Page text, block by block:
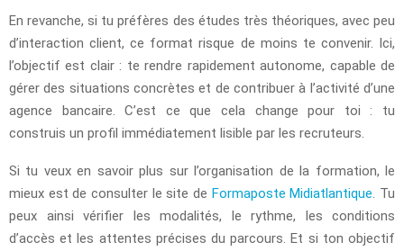
En revanche, si tu préfères des études très théoriques, avec peu
d’interaction client, ce format risque de moins te convenir. Ici,
l’objectif est clair : te rendre rapidement autonome, capable de
gérer des situations concrètes et de contribuer à l’activité d’une
agence bancaire. C’est ce que cela change pour toi : tu
construis un profil immédiatement lisible par les recruteurs.
Si tu veux en savoir plus sur l’organisation de la formation, le
mieux est de consulter le site de Formaposte Midiatlantique . Tu
peux ainsi vérifier les modalités, le rythme, les conditions
d’accès et les attentes précises du parcours. Et si ton objectif